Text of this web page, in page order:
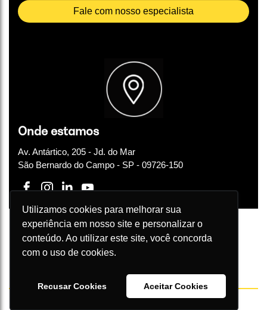
Utilizamos cookies para melhorar sua
experiência em nosso site e personalizar o
conteúdo. Ao utilizar este site, você concorda
com o uso de cookies.
Recusar Cookies Aceitar Cookies
Fale com nosso especialista
Onde estamos
Av. Antártico, 205 - Jd. do Mar
São Bernardo do Campo - SP - 09726-150